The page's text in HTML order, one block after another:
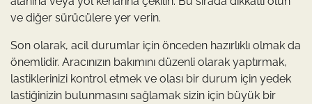
ve diğer sürücülere yer verin.
Son olarak, acil durumlar için önceden hazırlıklı olmak da
önemlidir. Aracınızın bakımını düzenli olarak yaptırmak,
lastiklerinizi kontrol etmek ve olası bir durum için yedek
lastiğinizin bulunmasını sağlamak sizin için büyük bir